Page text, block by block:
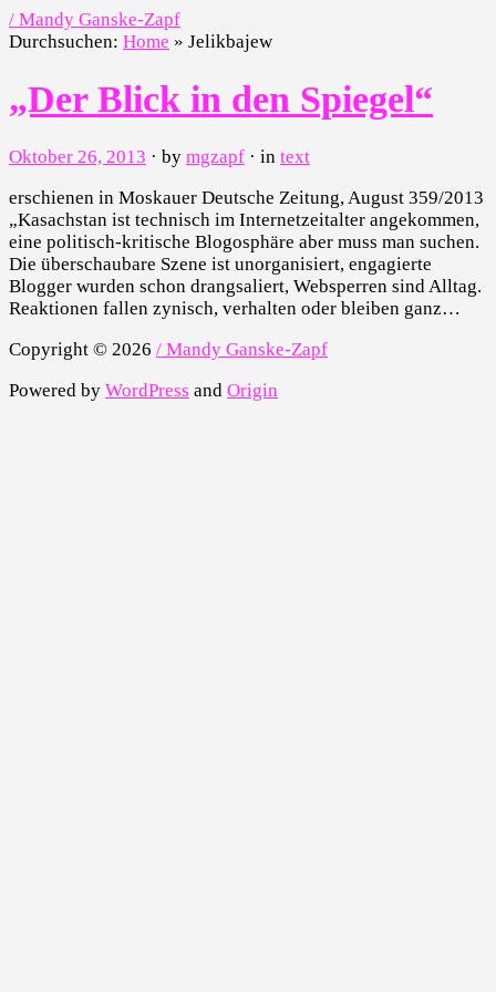
/ Mandy Ganske-Zapf
Durchsuchen: Home » Jelikbajew
„Der Blick in den Spiegel“
Oktober 26, 2013 · by mgzapf · in text
erschienen in Moskauer Deutsche Zeitung, August 359/2013
„Kasachstan ist technisch im Internetzeitalter angekommen,
eine politisch-kritische Blogosphäre aber muss man suchen.
Die überschaubare Szene ist unorganisiert, engagierte
Blogger wurden schon drangsaliert, Websperren sind Alltag.
Reaktionen fallen zynisch, verhalten oder bleiben ganz…
Copyright © 2026 / Mandy Ganske-Zapf
Powered by WordPress and Origin